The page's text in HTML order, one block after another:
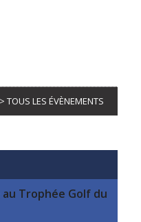
TOUS LES ÉVÈNEMENTS
Trophée Golf du